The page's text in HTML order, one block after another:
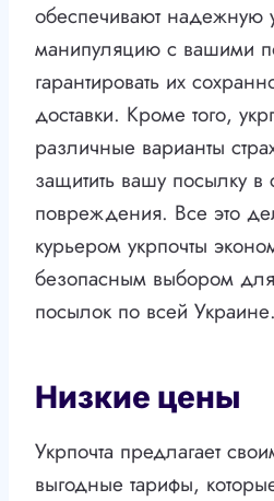
обеспечивают надежную
манипуляцию с вашими
гарантировать их
доставки. Кроме того,
различные варианты
защитить вашу посылку в
повреждения. Все это
курьером укрпочты
безопасным выбором
посылок по всей Украине.
Низкие цены
Укрпочта предлагает
выгодные тарифы,